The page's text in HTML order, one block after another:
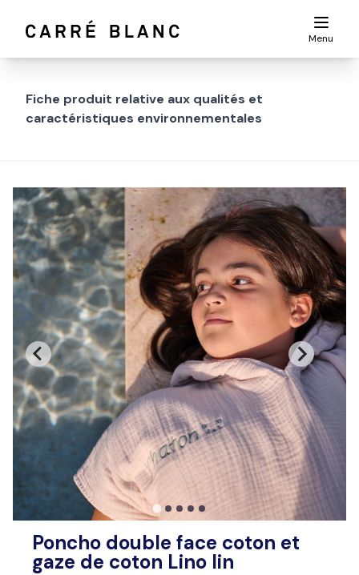
Menu
Fiche produit relative aux qualités et
caractéristiques environnementales
Poncho double face coton et
gaze de coton Lino lin